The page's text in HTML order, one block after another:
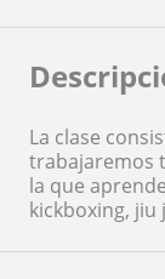
La clase
trabajaremos
la que
kickboxing, jiu